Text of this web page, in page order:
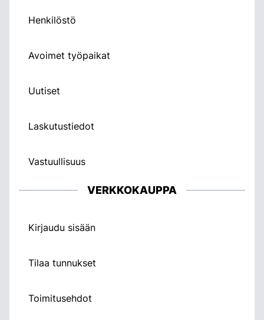
Henkilöstö
Avoimet työpaikat
Uutiset
Laskutustiedot
Vastuullisuus
VERKKOKAUPPA
Kirjaudu sisään
Tilaa tunnukset
Toimitusehdot